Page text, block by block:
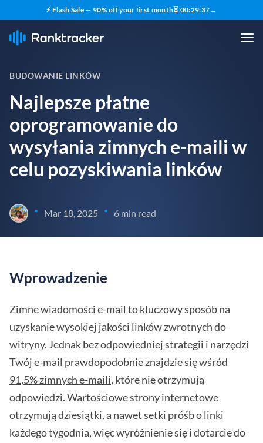
⚡ Flash Sale — 90% off your first month⏳ 00:29:35→
BUDOWANIE LINKÓW
Najlepsze płatne
oprogramowanie do
wysyłania zimnych e-maili w
celu pozyskiwania linków
• Mar 18, 2025 • 6 min read
Wprowadzenie
Zimne wiadomości e-mail to kluczowy sposób na
uzyskanie wysokiej jakości linków zwrotnych do
witryny. Jednak bez odpowiedniej strategii i narzędzi
Twój e-mail prawdopodobnie znajdzie się wśród
91,5% zimnych e-maili, które nie otrzymują
odpowiedzi. Wartościowe strony internetowe
otrzymują dziesiątki, a nawet setki próśb o linki
każdego tygodnia, więc wyróżnienie się i dotarcie do